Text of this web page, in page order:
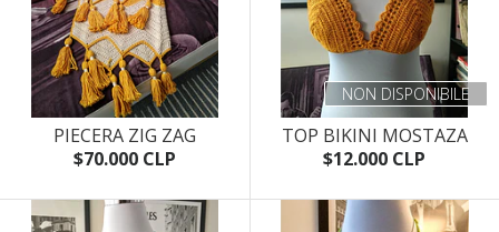
PIECERA ZIG ZAG
$70.000 CLP
NON DISPONIBILE
TOP BIKINI MOSTAZA
$12.000 CLP